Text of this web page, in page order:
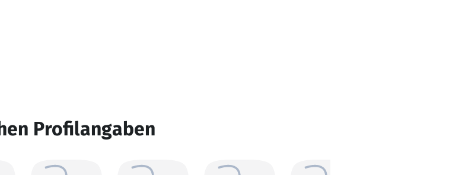
Profilangaben